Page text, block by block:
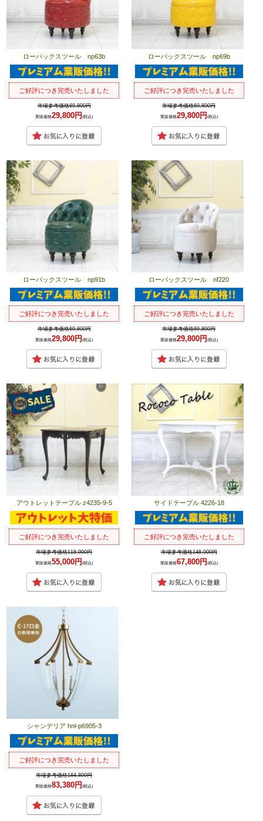
ローバックスツール np63b
ご好評につき完売いたしました
市場参考価格69,800円
業販価格29,800円(税込)
ローバックスツール np69b
ご好評につき完売いたしました
市場参考価格69,800円
業販価格29,800円 (税込)
ローバックスツール np91b
ご好評につき完売いたしました
市場参考価格69,800円
業販価格29,800円(税込)
ローバックスツール nf220
ご好評につき完売いたしました
市場参考価格69,800円
業販価格29,800円 (税込)
アウトレットテーブル z4235-9-5
ご好評につき完売いたしました
市場参考価格118,000円
業販価格55,000円(税込)
サイドテーブル 4226-18
ご好評につき完売いたしました
市場参考価格148,000円
業販価格67,800円 (税込)
シャンデリア hnl-p6905-3
ご好評につき完売いたしました
市場参考価格184,800円
業販価格83,380円(税込)